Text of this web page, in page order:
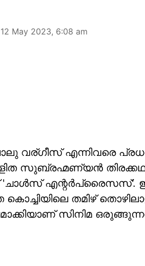
12 May 2023, 6:08 am
വര്ഗീസ് എന്നിവരെ
സുബ്രഹ്മണ്യൻ
'ചാൾസ്
തമിഴ്
സിനിമ